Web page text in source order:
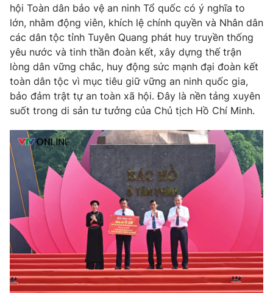
hội Toàn dân bảo vệ an ninh Tổ quốc có ý nghĩa to
lớn, nhằm động viên, khích lệ chính quyền và Nhân dân
các dân tộc tỉnh Tuyên Quang phát huy truyền thống
yêu nước và tinh thần đoàn kết, xây dựng thế trận
lòng dân vững chắc, huy động sức mạnh đại đoàn kết
toàn dân tộc vì mục tiêu giữ vững an ninh quốc gia,
bảo đảm trật tự an toàn xã hội. Đây là nền tảng xuyên
suốt trong di sản tư tưởng của Chủ tịch Hồ Chí Minh.